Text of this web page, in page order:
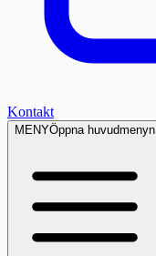
Kontakt
MENYÖppna huvudmenyn